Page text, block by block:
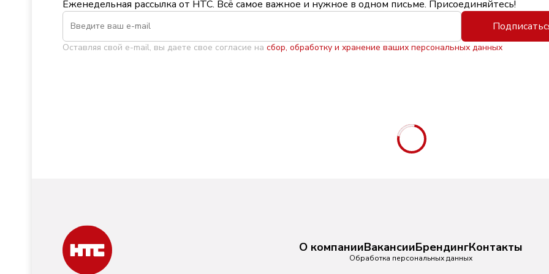
Еженедельная рассылка от НТС. Всё самое важное и нужное в одном письме. Присоединяйтесь!
Оставляя свой e-mail, вы даете свое согласие на сбор, обработку и хранение ваших персональных данных
О компанииВакансииБрендингКонтакты
Обработка персональных данных